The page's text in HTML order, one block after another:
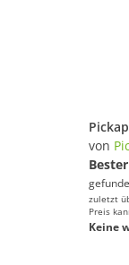
von
zuletzt
Preis
Keine